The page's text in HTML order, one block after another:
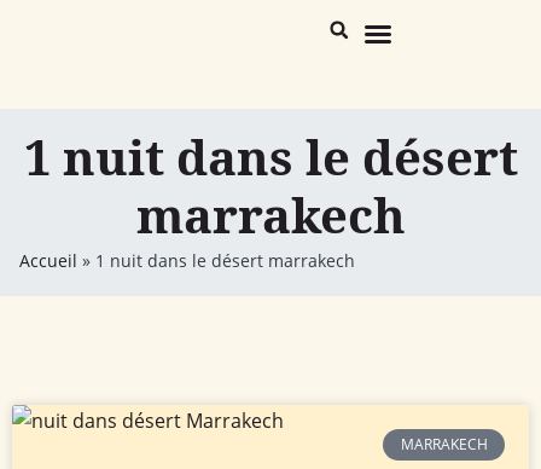
1 nuit dans le désert
marrakech
Accueil » 1 nuit dans le désert marrakech
MARRAKECH